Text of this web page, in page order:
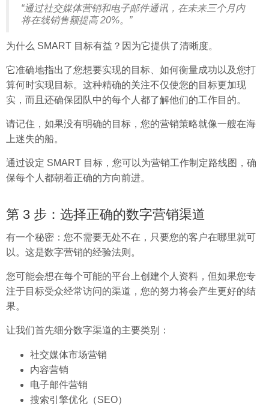
“通过社交媒体营销和电子邮件通讯，在未来三个月内
将在线销售额提高 20%。”
为什么 SMART 目标有益？因为它提供了清晰度。
它准确地指出了您想要实现的目标、如何衡量成功以及您打
算何时实现目标。这种精确的关注不仅使您的目标更加现
实，而且还确保团队中的每个人都了解他们的工作目的。
请记住，如果没有明确的目标，您的营销策略就像一艘在海
上迷失的船。
通过设定 SMART 目标，您可以为营销工作制定路线图，确
保每个人都朝着正确的方向前进。
第 3 步：选择正确的数字营销渠道
有一个秘密：您不需要无处不在，只要您的客户在哪里就可
以。这是数字营销的经验法则。
您可能会想在每个可能的平台上创建个人资料，但如果您专
注于目标受众经常访问的渠道，您的努力将会产生更好的结
果。
让我们首先细分数字渠道的主要类别：
社交媒体市场营销
内容营销
电子邮件营销
搜索引擎优化（SEO）